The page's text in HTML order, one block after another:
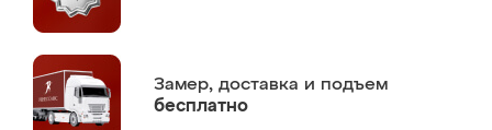
Замер, доставка и подъем
бесплатно